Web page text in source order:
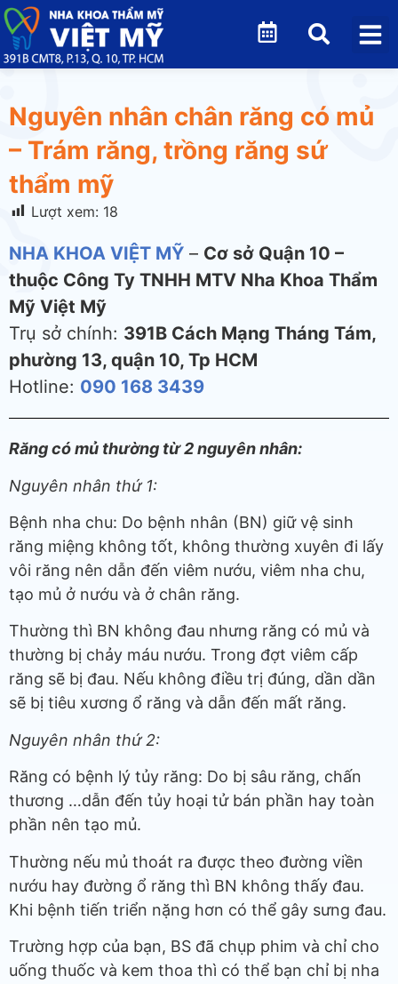
Nguyên nhân chân răng có mủ
– Trám răng, trồng răng sứ
thẩm mỹ
Lượt xem: 18
NHA KHOA VIỆT MỸ – Cơ sở Quận 10 –
thuộc Công Ty TNHH MTV Nha Khoa Thẩm
Mỹ Việt Mỹ
Trụ sở chính: 391B Cách Mạng Tháng Tám,
phường 13, quận 10, Tp HCM
Hotline: 090 168 3439
Răng có mủ thường từ 2 nguyên nhân:
Nguyên nhân thứ 1:
Bệnh nha chu: Do bệnh nhân (BN) giữ vệ sinh
răng miệng không tốt, không thường xuyên đi lấy
vôi răng nên dẫn đến viêm nướu, viêm nha chu,
tạo mủ ở nướu và ở chân răng.
Thường thì BN không đau nhưng răng có mủ và
thường bị chảy máu nướu. Trong đợt viêm cấp
răng sẽ bị đau. Nếu không điều trị đúng, dần dần
sẽ bị tiêu xương ổ răng và dẫn đến mất răng.
Nguyên nhân thứ 2:
Răng có bệnh lý tủy răng: Do bị sâu răng, chấn
thương …dẫn đến tủy hoại tử bán phần hay toàn
phần nên tạo mủ.
Thường nếu mủ thoát ra được theo đường viền
nướu hay đường ổ răng thì BN không thấy đau.
Khi bệnh tiến triển nặng hơn có thể gây sưng đau.
Trường hợp của bạn, BS đã chụp phim và chỉ cho
uống thuốc và kem thoa thì có thể bạn chỉ bị nha